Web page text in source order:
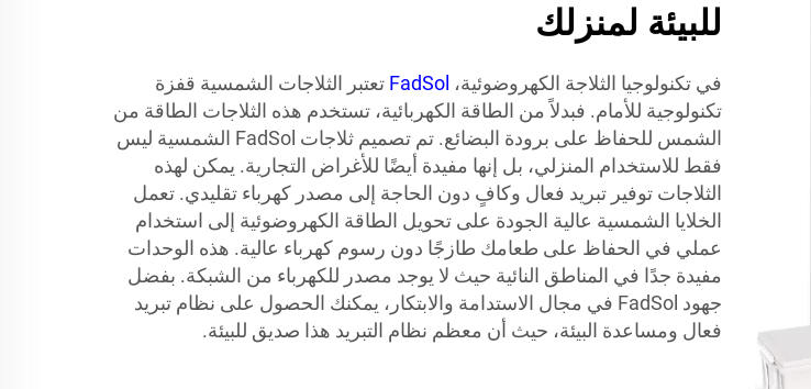
للبيئة لمنزلك
في تكنولوجيا الثلاجة الكهروضوئية، FadSol تعتبر الثلاجات الشمسية قفزة
تكنولوجية للأمام. فبدلاً من الطاقة الكهربائية، تستخدم هذه الثلاجات الطاقة من
الشمس للحفاظ على برودة البضائع. تم تصميم ثلاجات FadSol الشمسية ليس
فقط للاستخدام المنزلي، بل إنها مفيدة أيضًا للأغراض التجارية. يمكن لهذه
الثلاجات توفير تبريد فعال وكافٍ دون الحاجة إلى مصدر كهرباء تقليدي. تعمل
الخلايا الشمسية عالية الجودة على تحويل الطاقة الكهروضوئية إلى استخدام
عملي في الحفاظ على طعامك طازجًا دون رسوم كهرباء عالية. هذه الوحدات
مفيدة جدًا في المناطق النائية حيث لا يوجد مصدر للكهرباء من الشبكة. بفضل
جهود FadSol في مجال الاستدامة والابتكار، يمكنك الحصول على نظام تبريد
فعال ومساعدة البيئة، حيث أن معظم نظام التبريد هذا صديق للبيئة.